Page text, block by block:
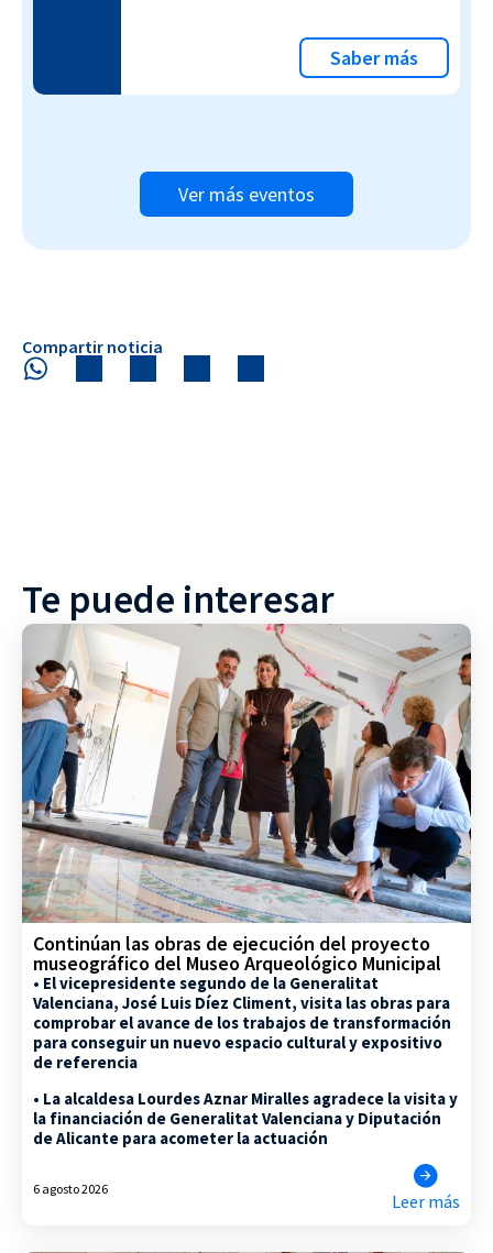
Saber más
Ver más eventos
Compartir noticia
Te puede interesar
Continúan las obras de ejecución del proyecto
museográfico del Museo Arqueológico Municipal
• El vicepresidente segundo de la Generalitat
Valenciana, José Luis Díez Climent, visita las obras para
comprobar el avance de los trabajos de transformación
para conseguir un nuevo espacio cultural y expositivo
de referencia
• La alcaldesa Lourdes Aznar Miralles agradece la visita y
la financiación de Generalitat Valenciana y Diputación
de Alicante para acometer la actuación
6 agosto 2026
Leer más